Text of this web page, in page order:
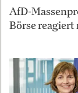
AfD-
Börse reagiert